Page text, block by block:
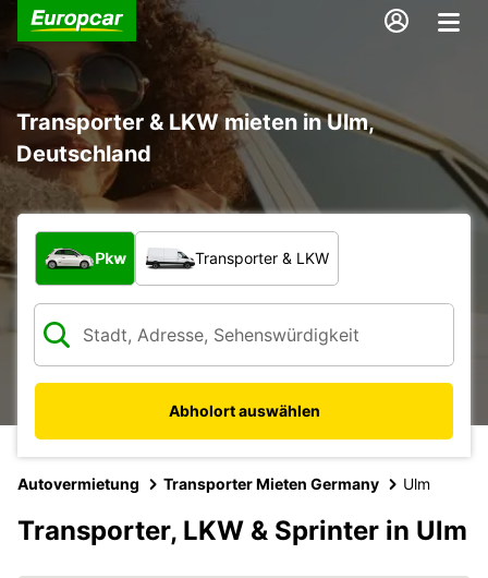
Transporter & LKW mieten in Ulm,
Deutschland
Welche Art von Fahrzeug?
Pkw Transporter & LKW
Abholort auswählen
Autovermietung Transporter Mieten Germany Ulm
Transporter, LKW & Sprinter in Ulm